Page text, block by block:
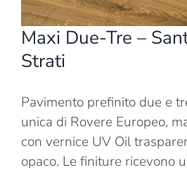
Maxi Due-Tre –
Strati
Pavimento prefinito due e
unica di Rovere Europeo,
con vernice UV Oil
opaco. Le finiture ricevono